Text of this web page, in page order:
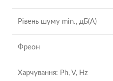
Рівень шуму min., дБ(А)
Фреон
Харчування: Ph, V, Hz